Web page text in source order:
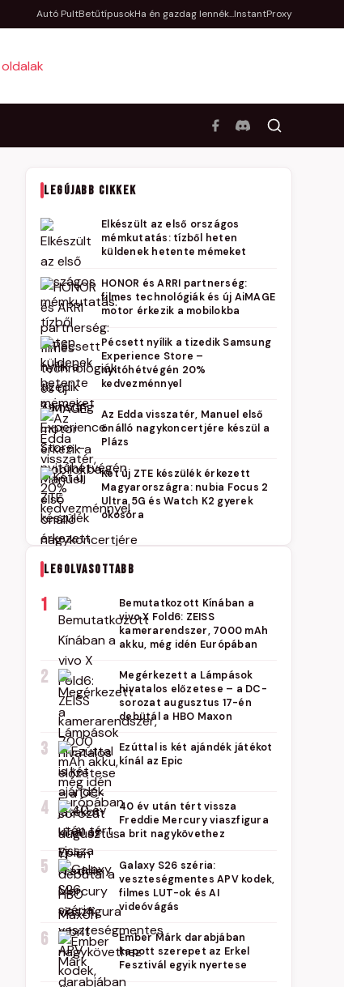
Autó PultBetűtípusokHa én gazdag lennék...InstantProxy
LEGÚJABB CIKKEK
Elkészült az első országos
mémkutatás: tízből heten
küldenek hetente mémeket
HONOR és ARRI partnerség:
filmes technológiák és új AiMAGE
motor érkezik a mobilokba
Pécsett nyílik a tizedik Samsung
Experience Store –
nyitóhétvégén 20%
kedvezménnyel
Az Edda visszatér, Manuel első
önálló nagykoncertjére készül a
Plázs
Két új ZTE készülék érkezett
Magyarországra: nubia Focus 2
Ultra 5G és Watch K2 gyerek
okosóra
LEGOLVASOTTABB
1
Bemutatkozott Kínában a
vivo X Fold6: ZEISS
kamerarendszer, 7000 mAh
akku, még idén Európában
2
Megérkezett a Lámpások
hivatalos előzetese – a DC-
sorozat augusztus 17-én
debütál a HBO Maxon
3
Ezúttal is két ajándék játékot
kínál az Epic
4
40 év után tért vissza
Freddie Mercury viaszfigura
a brit nagykövethez
5
Galaxy S26 széria:
veszteségmentes APV kodek,
filmes LUT-ok és AI
videóvágás
6
Ember Márk darabjában
kapott szerepet az Erkel
Fesztivál egyik nyertese